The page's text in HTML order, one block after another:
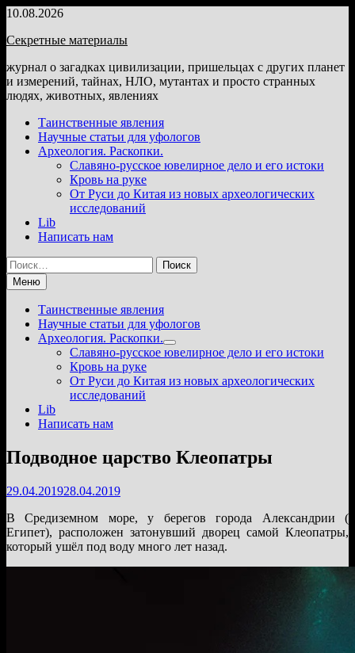
Перейти
содержимому
10.08.2026
Секретные материалы
журнал о загадках цивилизации, пришельцах с других планет
и измерений, тайнах, НЛО, мутантах и просто странных
людях, животных, явлениях
Таинственные явления
Научные статьи для уфологов
Археология. Раскопки.
Славяно-русское ювелирное дело и его истоки
Кровь на руке
От Руси до Китая из новых археологических
исследований
Lib
Написать нам
Найти:
Меню
Таинственные явления
Научные статьи для уфологов
Археология. Раскопки.
Показать
подменю
Славяно-русское ювелирное дело и его истоки
Кровь на руке
От Руси до Китая из новых археологических
исследований
Lib
Написать нам
Подводное царство Клеопатры
29.04.201928.04.2019
В Средиземном море, у берегов города Александрии (
Египет), расположен затонувший дворец самой Клеопатры,
который ушёл под воду много лет назад.